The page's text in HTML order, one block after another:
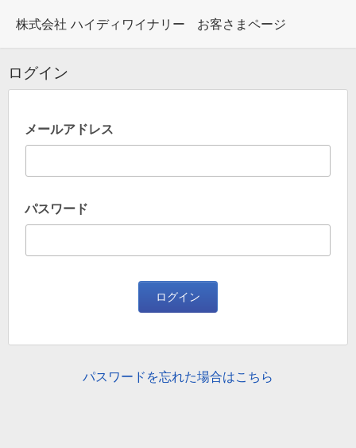
株式会社 ハイディワイナリー お客さまページ
ログイン
メールアドレス
パスワード
ログイン
パスワードを忘れた場合はこちら